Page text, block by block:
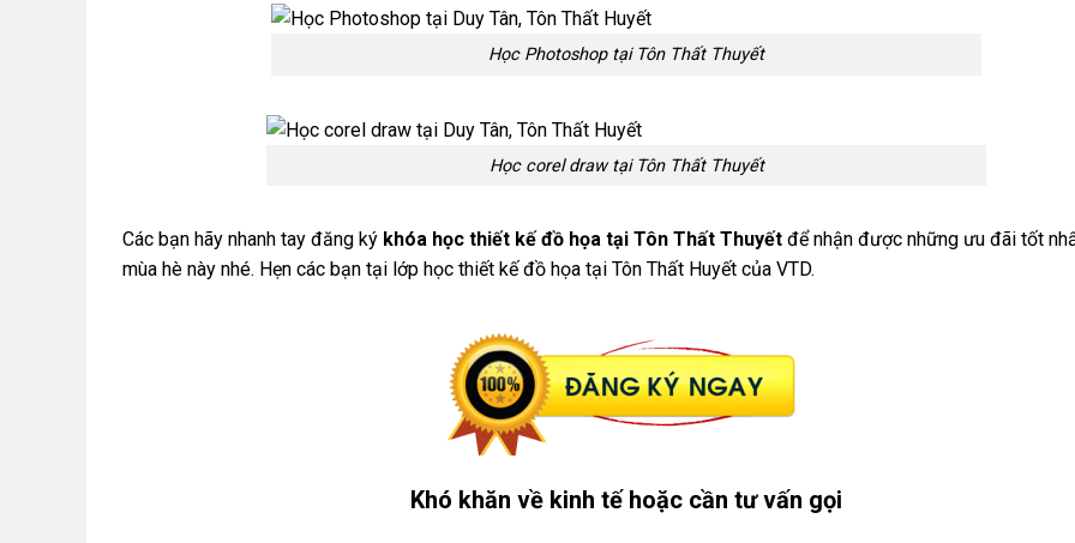
Học Photoshop tại Tôn Thất Thuyết
Học corel draw tại Tôn Thất Thuyết
Các bạn hãy nhanh tay đăng ký khóa học thiết kế đồ họa tại Tôn Thất Thuyết để nhận được những ưu đãi tốt
mùa hè này nhé. Hẹn các bạn tại lớp học thiết kế đồ họa tại Tôn Thất Huyết của VTD.
Khó khăn về kinh tế hoặc cần tư vấn gọi